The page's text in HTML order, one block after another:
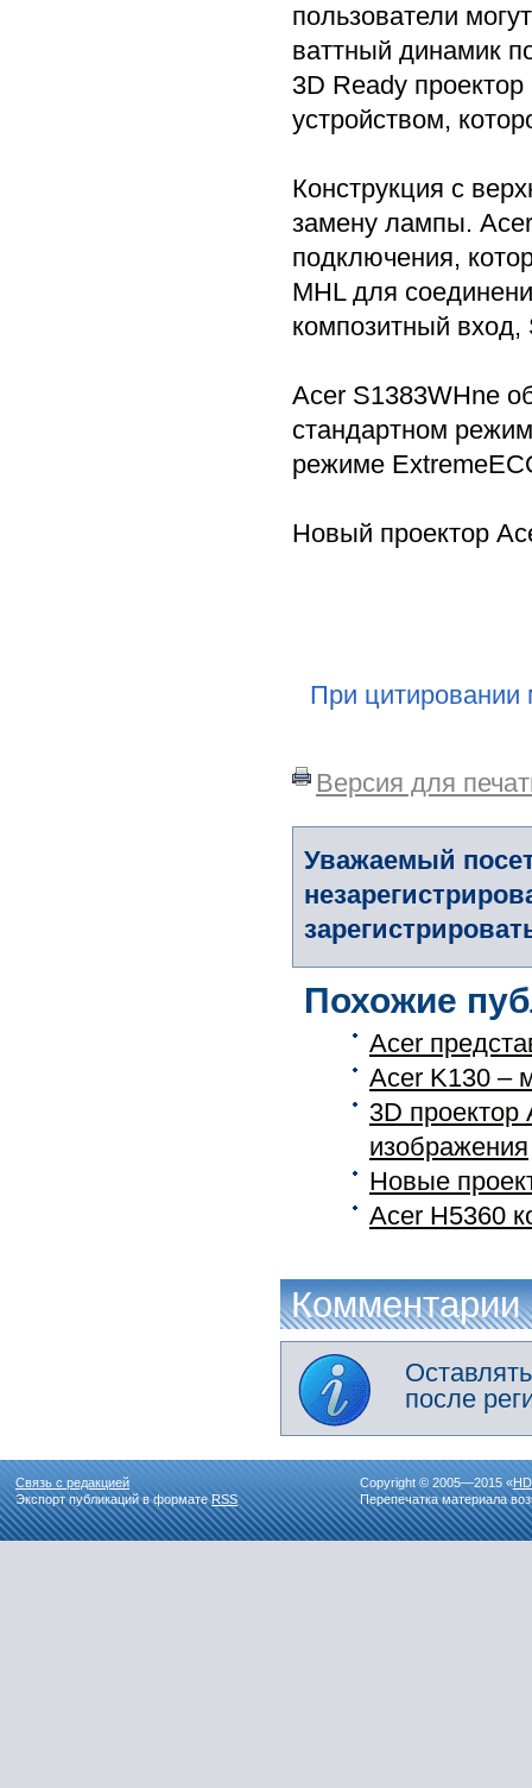
пользователи
ваттный динамик
3D Ready
устройством,
Конструкция с
замену лампы.
подключения,
MHL для
композитный
Acer S1383WHne
стандартном
режиме
Новый проектор
При цитировании
Версия для
Уважаемый
Похожие
Acer
Acer K130 –
3D
изображения
Новые
Acer H5360
Комментарии
после
Связь с редакцией
Экспорт публикаций в форматеRSS
Copyright © 2005—2015 «
Перепечатка материала